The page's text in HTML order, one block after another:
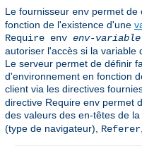
Le fournisseur env permet de
fonction de l'existence d'une
Require env env-variable
autoriser l'accès si la variable
Le serveur permet de définir
d'environnement en fonction
client via les directives
directive Require env permet
des valeurs des en-têtes de
(type de navigateur), Referer